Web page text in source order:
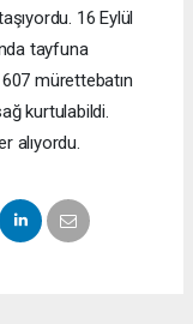
16 Eylül
tayfuna
mürettebatın
kurtulabildi.
alıyordu.